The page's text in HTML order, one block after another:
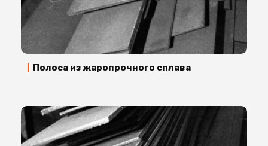
Полоса из жаропрочного сплава